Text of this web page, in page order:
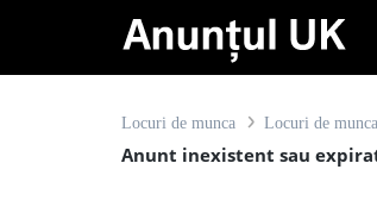
Locuri de munca Locuri de
Anunt inexistent sau